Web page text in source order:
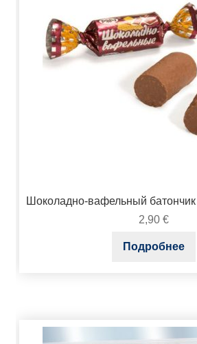
Шоколадно-вафельный батончик
2,90 €
Подробнее